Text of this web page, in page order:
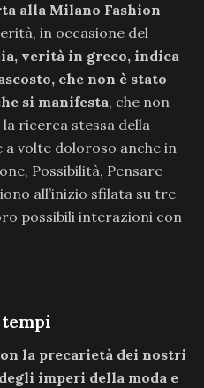
alla Milano Fashion
in occasione del
verità in greco, indica
che non è stato
si manifesta, che non
ricerca stessa della
volte doloroso anche in
Possibilità, Pensare
all’inizio sfilata su tre
possibili interazioni con
la precarietà dei nostri
imperi della moda e